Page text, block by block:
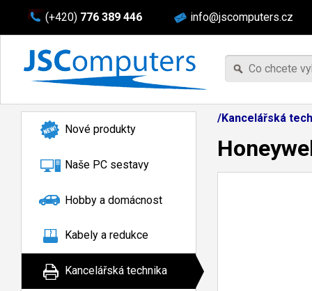
(+420) 776 389 446 info@jscomputers.cz
Nové produkty
Naše PC sestavy
Hobby a domácnost
Kabely a redukce
Kancelářská technika
/Kancelářská